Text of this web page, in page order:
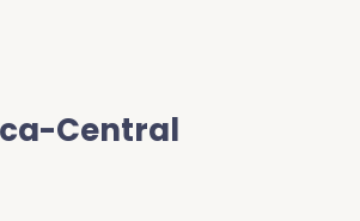
Central